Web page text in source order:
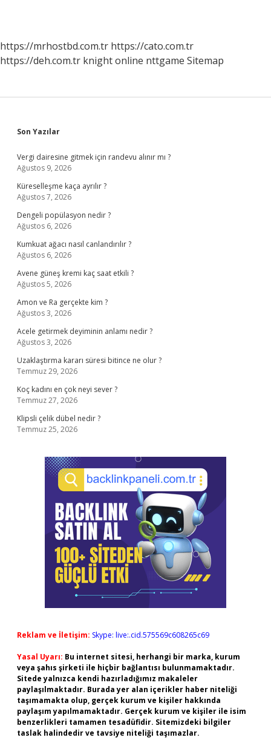
https://mrhostbd.com.tr https://cato.com.tr
https://deh.com.tr knight online nttgame Sitemap
Sidebar
Son Yazılar
Vergi dairesine gitmek için randevu alınır mı ?
Ağustos 9, 2026
Küreselleşme kaça ayrılır ?
Ağustos 7, 2026
Dengeli popülasyon nedir ?
Ağustos 6, 2026
Kumkuat ağacı nasıl canlandırılır ?
Ağustos 6, 2026
Avene güneş kremi kaç saat etkili ?
Ağustos 5, 2026
Amon ve Ra gerçekte kim ?
Ağustos 3, 2026
Acele getirmek deyiminin anlamı nedir ?
Ağustos 3, 2026
Uzaklaştırma kararı süresi bitince ne olur ?
Temmuz 29, 2026
Koç kadını en çok neyi sever ?
Temmuz 27, 2026
Klipsli çelik dübel nedir ?
Temmuz 25, 2026
Reklam ve İletişim: Skype: live:.cid.575569c608265c69
Yasal Uyarı: Bu internet sitesi, herhangi bir marka, kurum
veya şahıs şirketi ile hiçbir bağlantısı bulunmamaktadır.
Sitede yalnızca kendi hazırladığımız makaleler
paylaşılmaktadır. Burada yer alan içerikler haber niteliği
taşımamakta olup, gerçek kurum ve kişiler hakkında
paylaşım yapılmamaktadır. Gerçek kurum ve kişiler ile isim
benzerlikleri tamamen tesadüfidir. Sitemizdeki bilgiler
taslak halindedir ve tavsiye niteliği taşımazlar.